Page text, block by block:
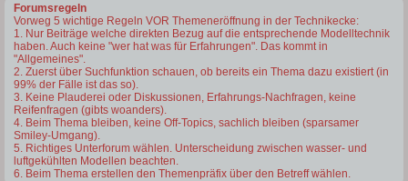
Forumsregeln
Vorweg 5 wichtige Regeln VOR Themeneröffnung in der Technikecke:
1. Nur Beiträge welche direkten Bezug auf die entsprechende Modelltechnik
haben. Auch keine "wer hat was für Erfahrungen". Das kommt in
"Allgemeines".
2. Zuerst über Suchfunktion schauen, ob bereits ein Thema dazu existiert (in
99% der Fälle ist das so).
3. Keine Plauderei oder Diskussionen, Erfahrungs-Nachfragen, keine
Reifenfragen (gibts woanders).
4. Beim Thema bleiben, keine Off-Topics, sachlich bleiben (sparsamer
Smiley-Umgang).
5. Richtiges Unterforum wählen. Unterscheidung zwischen wasser- und
luftgekühlten Modellen beachten.
6. Beim Thema erstellen den Themenpräfix über den Betreff wählen.